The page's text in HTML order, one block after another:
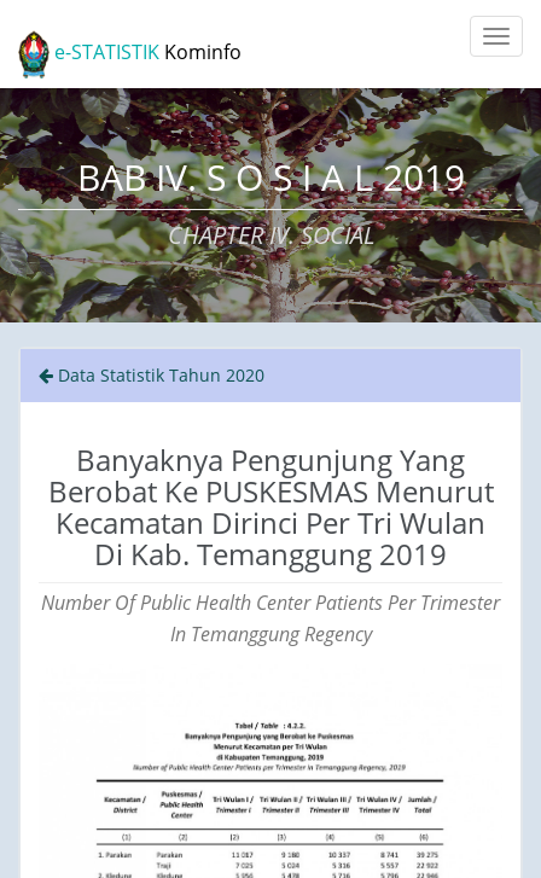
e-STATISTIK Kominfo
BAB IV. S O S I A L 2019
CHAPTER IV. SOCIAL
Data Statistik Tahun 2020
Banyaknya Pengunjung Yang
Berobat Ke PUSKESMAS Menurut
Kecamatan Dirinci Per Tri Wulan
Di Kab. Temanggung 2019
Number Of Public Health Center Patients Per Trimester
In Temanggung Regency